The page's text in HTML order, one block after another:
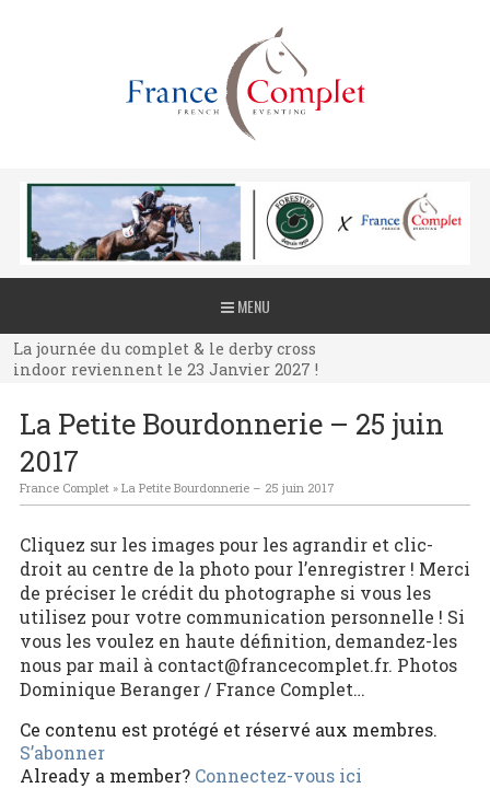
MENU
La journée du complet & le derby cross
indoor reviennent le 23 Janvier 2027 !
La journée du complet & le derby cross
indoor reviennent le 23 Janvier 2027 !
indoor reviennent le 23 Janvier 2027 !
La Petite Bourdonnerie – 25 juin
2017
France Complet» La Petite Bourdonnerie – 25 juin 2017
Cliquez sur les images pour les agrandir et clic-
droit au centre de la photo pour l’enregistrer ! Merci
de préciser le crédit du photographe si vous les
utilisez pour votre communication personnelle ! Si
vous les voulez en haute définition, demandez-les
nous par mail à contact@francecomplet.fr. Photos
Dominique Beranger / France Complet…
Ce contenu est protégé et réservé aux membres.
S’abonner
Already a member? Connectez-vous ici